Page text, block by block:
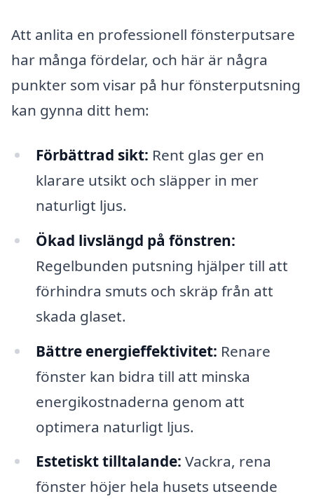
Att anlita en professionell fönsterputsare
har många fördelar, och här är några
punkter som visar på hur fönsterputsning
kan gynna ditt hem:
Förbättrad sikt: Rent glas ger en
klarare utsikt och släpper in mer
naturligt ljus.
Ökad livslängd på fönstren:
Regelbunden putsning hjälper till att
förhindra smuts och skräp från att
skada glaset.
Bättre energieffektivitet: Renare
fönster kan bidra till att minska
energikostnaderna genom att
optimera naturligt ljus.
Estetiskt tilltalande: Vackra, rena
fönster höjer hela husets utseende